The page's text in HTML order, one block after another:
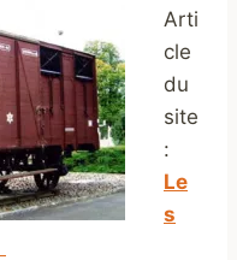
Arti
cle
du
site
:
Le
s